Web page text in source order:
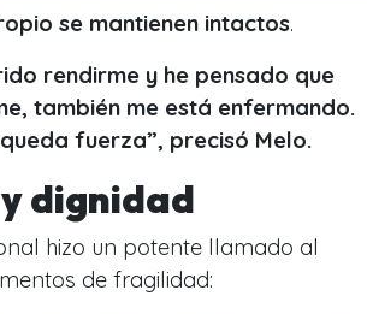
se mantienen intactos.
rendirme y he pensado que
también me está enfermando.
fuerza”, precisó Melo.
dignidad
hizo un potente llamado al
de fragilidad: